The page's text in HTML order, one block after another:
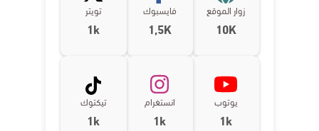
زوار الموقع
10K
فايسبوك
1,5K
تويتر
1k
يوتوب
1k
انستغرام
1k
تيكتوك
1k